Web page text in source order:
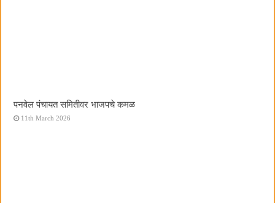
पनवेल पंचायत समितीवर भाजपचे कमळ
11th March 2026